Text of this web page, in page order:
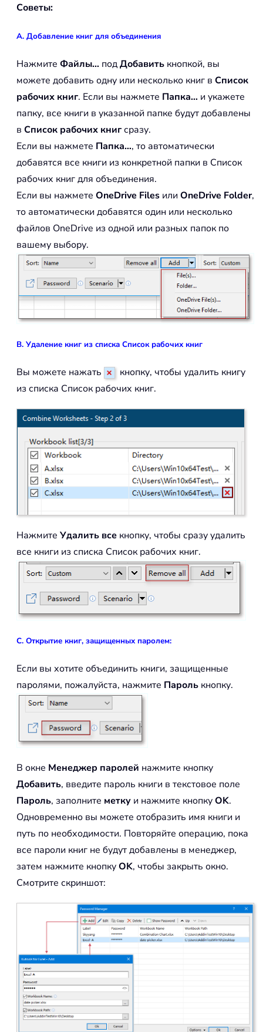
Советы:
A. Добавление книг для объединения
Нажмите Файлы… подДобавить кнопкой, вы
можете добавить одну или несколько книг в Список
рабочих книг. Если вы нажмете Папка… и укажете
папку, все книги в указанной папке будут добавлены
в Список рабочих книгсразу.
Если вы нажмете Папка…, то автоматически
добавятся все книги из конкретной папки в Список
рабочих книг для объединения.
Если вы нажмете OneDrive Files или OneDrive Folder,
то автоматически добавятся один или несколько
файлов OneDrive из одной или разных папок по
вашему выбору.
B. Удаление книг из списка Список рабочих книг
Вы можете нажать
кнопку, чтобы удалить книгу
из списка Список рабочих книг.
Нажмите Удалить все кнопку, чтобы сразу удалить
все книги из списка Список рабочих книг.
C. Открытие книг, защищенных паролем:
Если вы хотите объединить книги, защищенные
паролями, пожалуйста, нажмите Пароль кнопку.
В окне Менеджер паролей нажмите кнопку
Добавить, введите пароль книги в текстовое поле
Пароль, заполните метку и нажмите кнопкуOK.
Одновременно вы можете отобразить имя книги и
путь по необходимости. Повторяйте операцию, пока
все пароли книг не будут добавлены в менеджер,
затем нажмите кнопкуOK, чтобы закрыть окно.
Смотрите скриншот: